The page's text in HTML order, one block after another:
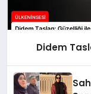
Didem